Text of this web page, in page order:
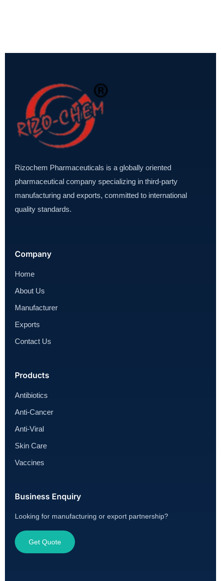
Rizochem Pharmaceuticals is a globally oriented
pharmaceutical company specializing in third-party
manufacturing and exports, committed to international
quality standards.
Company
Home
About Us
Manufacturer
Exports
Contact Us
Products
Antibiotics
Anti-Cancer
Anti-Viral
Skin Care
Vaccines
Business Enquiry
Looking for manufacturing or export partnership?
Get Quote